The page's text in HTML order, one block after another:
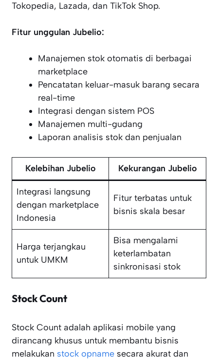
Tokopedia, Lazada, dan TikTok Shop.
Fitur unggulan Jubelio:
Manajemen stok otomatis di berbagai
marketplace
Pencatatan keluar-masuk barang secara
real-time
Integrasi dengan sistem POS
Manajemen multi-gudang
Laporan analisis stok dan penjualan
Kelebihan Jubelio Kekurangan Jubelio
Integrasi langsung
dengan marketplace
Indonesia
Fitur terbatas untuk
bisnis skala besar
Harga terjangkau
untuk UMKM
Bisa mengalami
keterlambatan
sinkronisasi stok
Stock Count
Stock Count adalah aplikasi mobile yang
dirancang khusus untuk membantu bisnis
melakukan stock opname secara akurat dan